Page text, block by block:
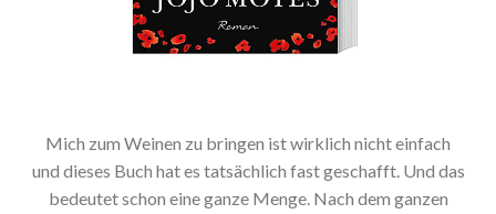
Mich zum Weinen zu bringen ist wirklich nicht einfach
und dieses Buch hat es tatsächlich fast geschafft. Und das
bedeutet schon eine ganze Menge. Nach dem ganzen